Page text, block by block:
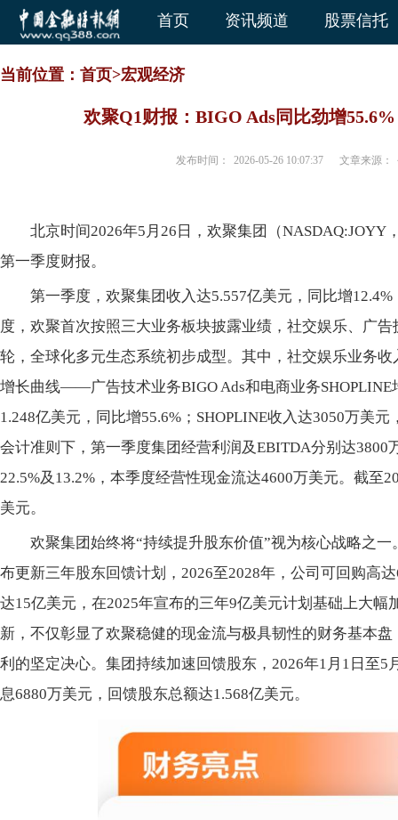
首页 资讯频道 股票信托
当前位置： 首页>宏观经济
欢聚Q1财报：BIGO Ads同比劲增
发布时间： 2026-05-26 10:07:37 文章来源：
北京时间2026年5月26日，欢聚集团（NASDAQ:JOYY
第一季度财报。
第一季度，欢聚集团收入达5.557亿美元，同比增12.4%
度，欢聚首次按照三大业务板块披露业绩，社交娱乐、广告
轮，全球化多元生态系统初步成型。其中，社交娱乐业务收
增长曲线——广告技术业务BIGO Ads和电商业务SHOPLINE
1.248亿美元，同比增55.6%；SHOPLINE收入达3050万美
会计准则下，第一季度集团经营利润及EBITDA分别达3800
22.5%及13.2%，本季度经营性现金流达4600万美元。截至
美元。
欢聚集团始终将“持续提升股东价值”视为核心战略之
布更新三年股东回馈计划，2026至2028年，公司可回购高
达15亿美元，在2025年宣布的三年9亿美元计划基础上大幅
新，不仅彰显了欢聚稳健的现金流与极具韧性的财务基本盘
利的坚定决心。集团持续加速回馈股东，2026年1月1日至5
息6880万美元，回馈股东总额达1.568亿美元。